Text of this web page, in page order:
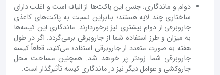
دوام و ماندگاری: جنس این پاکت‌ها از الیاف است و اغلب دارای
ساختاری چند لایه هستند؛ بنابراین نسبت به پاکت‌های کاغذی
جاروبرقی از دوام بیشتری نیز برخوردارند. ماندگاری این کیسه‌ها
به میزان و طرز استفاده شما از جاروبرقی برمی‌گردد. اگر در طول
هفته به صورت متعدد از جاروبرقی استفاده می‌کنید، قطعاً کیسه
جاروبرقی شما زودتر پر خواهد شد. همچنین مساحت محل
جاروکشی و عوامل دیگر نیز در ماندگاری کیسه تأثیرگذار است.